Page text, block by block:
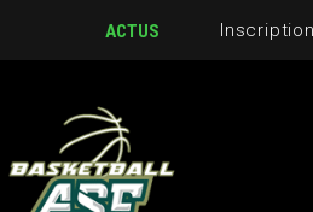
ACTUS